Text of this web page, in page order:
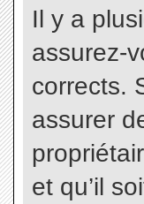
Il y a
assurez-
corrects.
assurer
et qu’il